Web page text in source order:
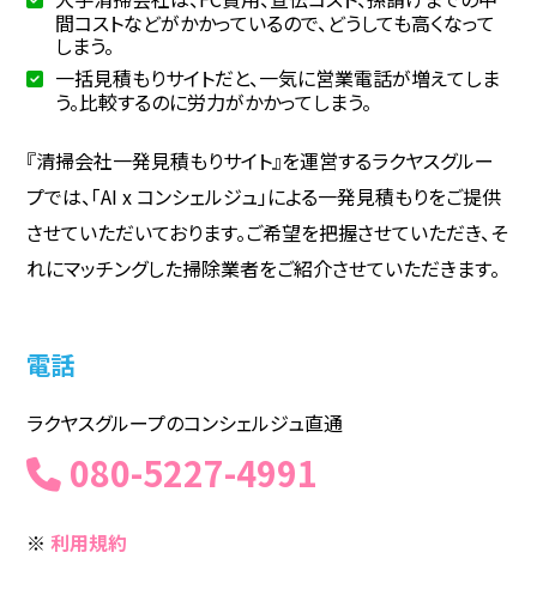
間コストなどがかかっているので、どうしても高くなって
しまう。
一括見積もりサイトだと、一気に営業電話が増えてしま
う。比較するのに労力がかかってしまう。
『清掃会社一発見積もりサイト』を運営するラクヤスグルー
プでは、「AI x コンシェルジュ」による一発見積もりをご提供
させていただいております。ご希望を把握させていただき、そ
れにマッチングした掃除業者をご紹介させていただきます。
電話
ラクヤスグループのコンシェルジュ直通
080-5227-4991
※利用規約